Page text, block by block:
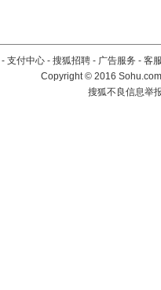
- 支付中心 - 搜狐招聘 - 广告服务 - 客
Copyright©2016
搜狐不良信息举